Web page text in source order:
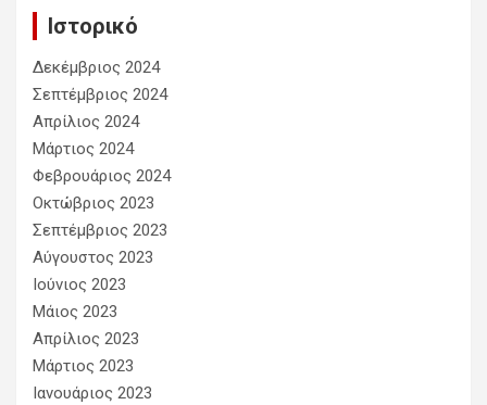
Ιστορικό
Δεκέμβριος 2024
Σεπτέμβριος 2024
Απρίλιος 2024
Μάρτιος 2024
Φεβρουάριος 2024
Οκτώβριος 2023
Σεπτέμβριος 2023
Αύγουστος 2023
Ιούνιος 2023
Μάιος 2023
Απρίλιος 2023
Μάρτιος 2023
Ιανουάριος 2023